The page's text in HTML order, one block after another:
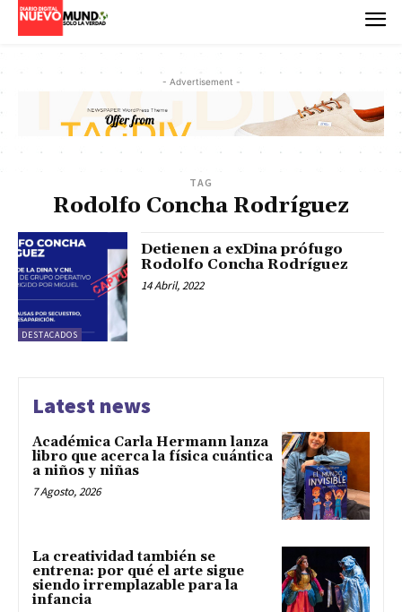
- Advertisement -
TAG
Rodolfo Concha Rodríguez
DESTACADOS
Detienen a exDina prófugo
Rodolfo Concha Rodríguez
14 Abril, 2022
Latest news
Académica Carla Hermann lanza
libro que acerca la física cuántica
a niños y niñas
7 Agosto, 2026
La creatividad también se
entrena: por qué el arte sigue
siendo irremplazable para la
infancia